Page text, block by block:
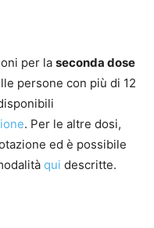
per la seconda dose
persone con più di 12
. Per le altre dosi,
ed è possibile
qui descritte.